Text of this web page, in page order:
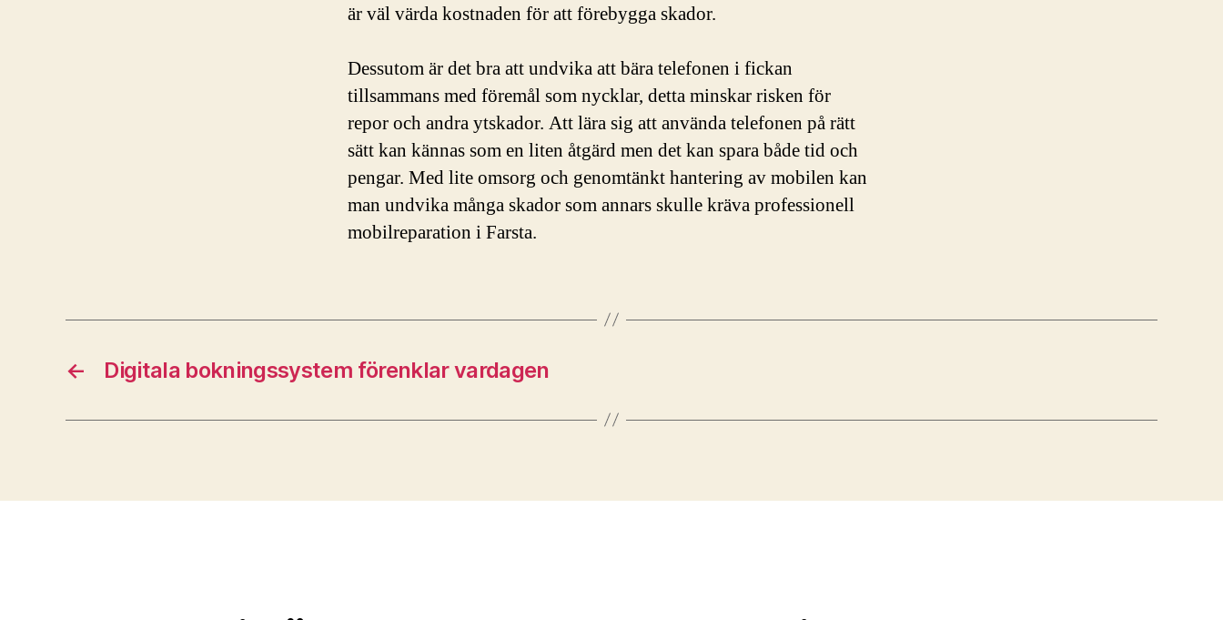
är väl värda kostnaden för att förebygga skador.
Dessutom är det bra att undvika att bära telefonen i fickan
tillsammans med föremål som nycklar, detta minskar risken för
repor och andra ytskador. Att lära sig att använda telefonen på rätt
sätt kan kännas som en liten åtgärd men det kan spara både tid och
pengar. Med lite omsorg och genomtänkt hantering av mobilen kan
man undvika många skador som annars skulle kräva professionell
mobilreparation i Farsta.
← Digitala bokningssystem förenklar vardagen